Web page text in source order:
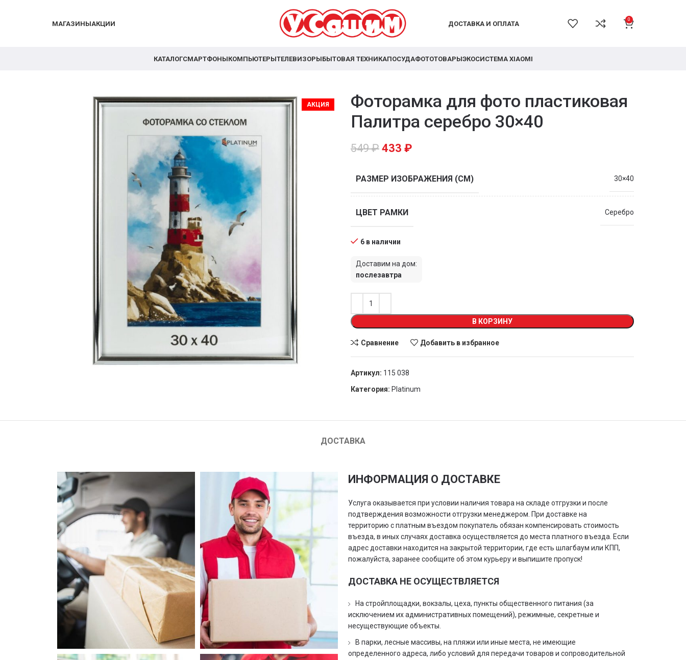
МАГАЗИНЫАКЦИИ ДОСТАВКА И ОПЛАТА
0
КАТАЛОГСМАРТФОНЫКОМПЬЮТЕРЫТЕЛЕВИЗОРЫБЫТОВАЯ ТЕХНИКАПОСУДАФОТОТОВАРЫЭКОСИСТЕМА XIAOMI
АКЦИЯ
Фоторамка для фото пластиковая
Палитра серебро 30×40
549₽ 433 ₽
РАЗМЕР ИЗОБРАЖЕНИЯ (СМ) 30×40
ЦВЕТ РАМКИ Серебро
6 в наличии
Доставим на дом:
послезавтра
В КОРЗИНУ
Сравнение Добавить в избранное
Артикул: 115 038
Категория: Platinum
ДОСТАВКА
ИНФОРМАЦИЯ О ДОСТАВКЕ
Услуга оказывается при условии наличия товара на складе отгрузки и после
подтверждения возможности отгрузки менеджером. При доставке на
территорию с платным въездом покупатель обязан компенсировать стоимость
въезда, в иных случаях доставка осуществляется до места платного въезда. Если
адрес доставки находится на закрытой территории, где есть шлагбаум или КПП,
пожалуйста, заранее сообщите об этом курьеру и выпишите пропуск!
ДОСТАВКА НЕ ОСУЩЕСТВЛЯЕТСЯ
На стройплощадки, вокзалы, цеха, пункты общественного питания (за
исключением их административных помещений), режимные, секретные и
несуществующие объекты.
В парки, лесные массивы, на пляжи или иные места, не имеющие
определенного адреса, либо условий для передачи товаров и сопроводительной